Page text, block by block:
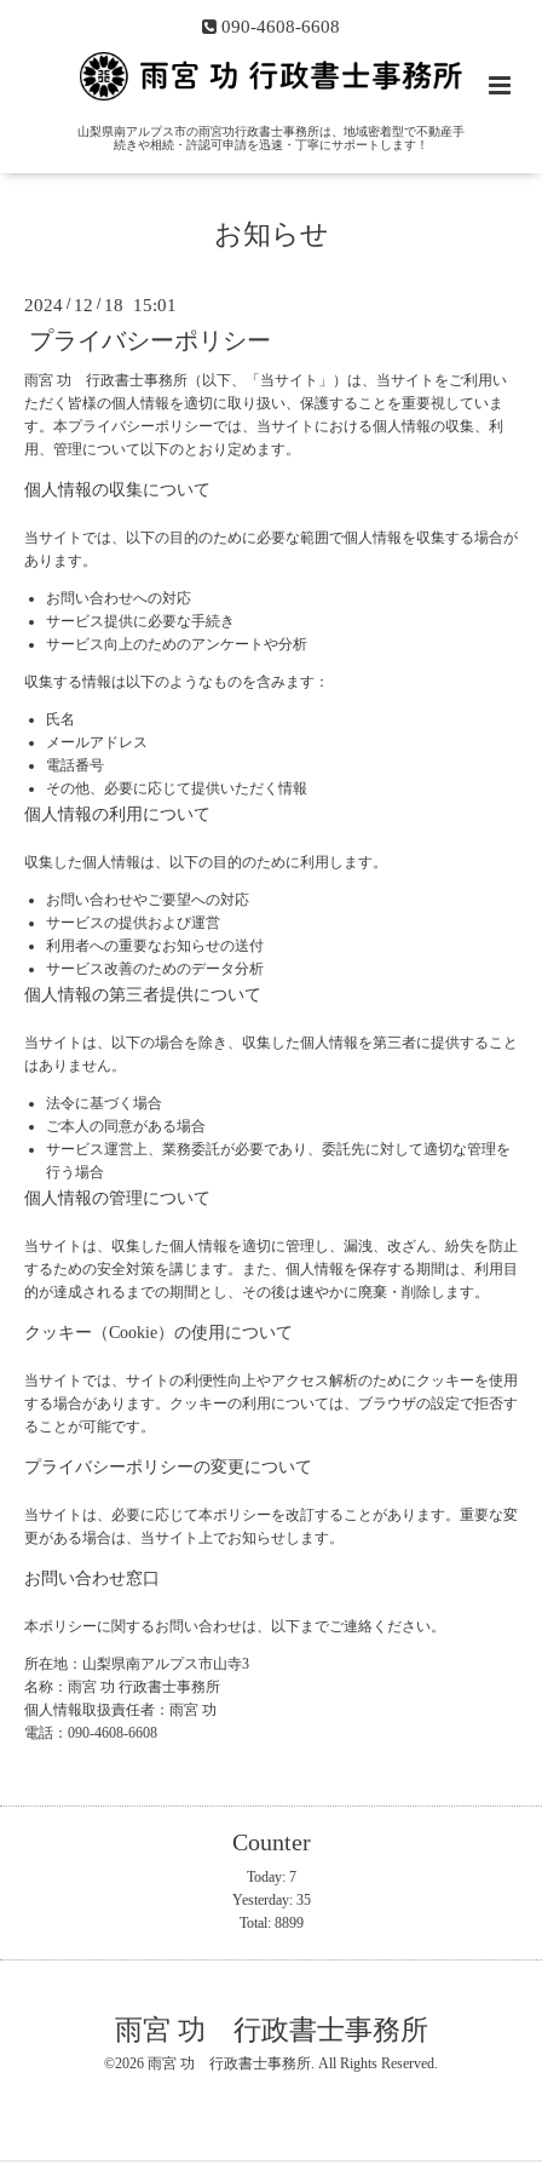
090-4608-6608
山梨県南アルプス市の雨宮功行政書士事務所は、地域密着型で不動産手
続きや相続・許認可申請を迅速・丁寧にサポートします！
お知らせ
2024 / 12 / 18 15:01
プライバシーポリシー
雨宮 功 行政書士事務所（以下、「当サイト」）は、当サイトをご利用い
ただく皆様の個人情報を適切に取り扱い、保護することを重要視していま
す。本プライバシーポリシーでは、当サイトにおける個人情報の収集、利
用、管理について以下のとおり定めます。
個人情報の収集について
当サイトでは、以下の目的のために必要な範囲で個人情報を収集する場合が
あります。
お問い合わせへの対応
サービス提供に必要な手続き
サービス向上のためのアンケートや分析
収集する情報は以下のようなものを含みます：
氏名
メールアドレス
電話番号
その他、必要に応じて提供いただく情報
個人情報の利用について
収集した個人情報は、以下の目的のために利用します。
お問い合わせやご要望への対応
サービスの提供および運営
利用者への重要なお知らせの送付
サービス改善のためのデータ分析
個人情報の第三者提供について
当サイトは、以下の場合を除き、収集した個人情報を第三者に提供すること
はありません。
法令に基づく場合
ご本人の同意がある場合
サービス運営上、業務委託が必要であり、委託先に対して適切な管理を
行う場合
個人情報の管理について
当サイトは、収集した個人情報を適切に管理し、漏洩、改ざん、紛失を防止
するための安全対策を講じます。また、個人情報を保存する期間は、利用目
的が達成されるまでの期間とし、その後は速やかに廃棄・削除します。
クッキー（Cookie）の使用について
当サイトでは、サイトの利便性向上やアクセス解析のためにクッキーを使用
する場合があります。クッキーの利用については、ブラウザの設定で拒否す
ることが可能です。
プライバシーポリシーの変更について
当サイトは、必要に応じて本ポリシーを改訂することがあります。重要な変
更がある場合は、当サイト上でお知らせします。
お問い合わせ窓口
本ポリシーに関するお問い合わせは、以下までご連絡ください。
所在地：山梨県南アルプス市山寺3
名称：雨宮 功 行政書士事務所
個人情報取扱責任者：雨宮 功
電話：090-4608-6608
Counter
Today: 7
Yesterday: 35
Total: 8899
雨宮 功 行政書士事務所
©2026 雨宮 功 行政書士事務所 . All Rights Reserved.